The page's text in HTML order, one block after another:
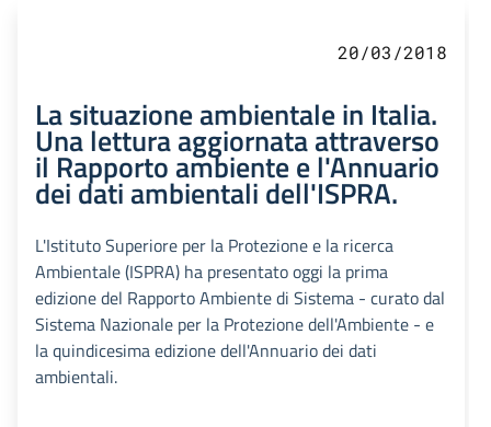
20/03/2018
La situazione ambientale in Italia.
Una lettura aggiornata attraverso
il Rapporto ambiente e l'Annuario
dei dati ambientali dell'ISPRA.
L'Istituto Superiore per la Protezione e la ricerca
Ambientale (ISPRA) ha presentato oggi la prima
edizione del Rapporto Ambiente di Sistema - curato dal
Sistema Nazionale per la Protezione dell'Ambiente - e
la quindicesima edizione dell'Annuario dei dati
ambientali.